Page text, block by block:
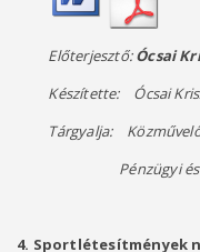
Előterjesztő:Ócsai
Készítette: Ócsai
Tárgyalja:
Pénzügyi és
4. Sportlétesítmények